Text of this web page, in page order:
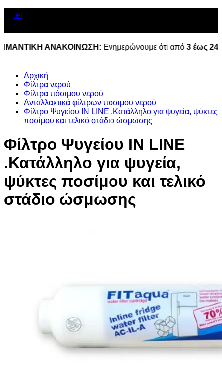
el
ΑΝΑΚΟΙΝΩΣΗ:Ενημερώνουμε ότι από3 έως 24
Αρχική
Φίλτρα νερού
Φίλτρα πόσιμου νερού
Ανταλλακτικά φίλτρων πόσιμου νερού
Φίλτρο Ψυγείου IN LINE .Κατάλληλο για ψυγεία, ψύκτες
ποσίμου και τελικό στάδιο ώσμωσης
Φίλτρο Ψυγείου IN LINE
.Κατάλληλο για ψυγεία,
ψύκτες ποσίμου και τελικό
στάδιο ώσμωσης